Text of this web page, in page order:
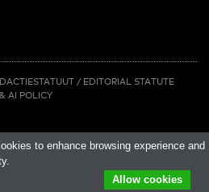
(PDF)
/ EDITORIAL STATUTE(PDF)
AI POLICY
to enhance browsing experience and
Allow cookies